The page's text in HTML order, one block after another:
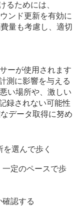
るためには、
ンド更新を有効に
量も考慮し、適切
ーが使用されます
測に影響を与える
い場所や、激しい
録されない可能性
データ取得に努め
選んで歩く
定のペースで歩
認する